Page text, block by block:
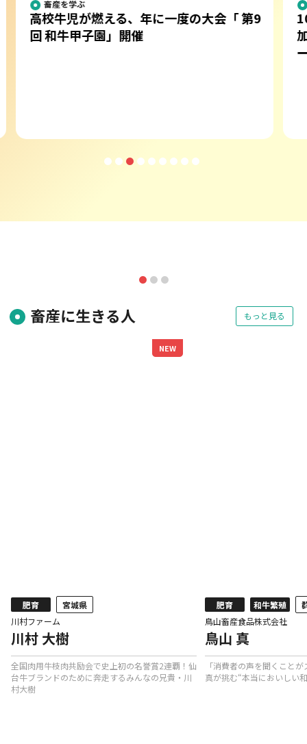
畜産を学ぶ
10年ぶり開催“乳牛のオリンピック”。参
加した全国の高校生たちを追っかけレポ
畜産に生きる人 もっと見る
NEW
肥育
宮城県
川村ファーム
川村 大樹
全国肉用牛枝肉共励会で史上初の名誉賞2連覇！仙
台牛ブランドのために奔走するみんなの兄貴・川
村大樹
肥育 和牛繁殖
鳥山畜産食品株式会社
鳥山 真
「消費者の声を聞くこと
真が挑む“本当においしい